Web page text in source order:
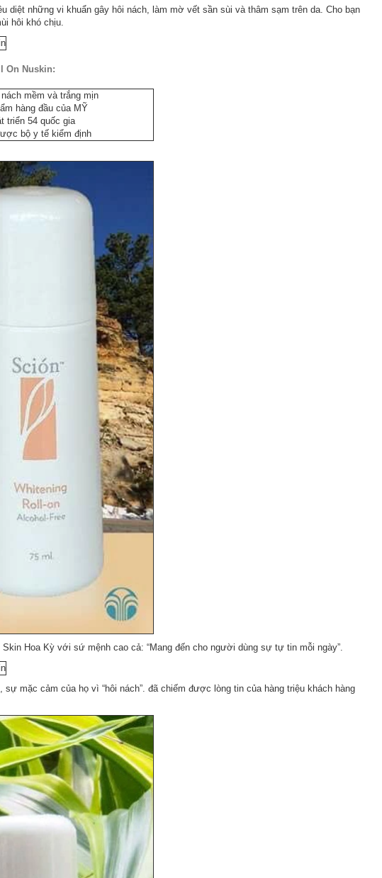
những vi khuẩn gây hôi nách, làm mờ vết sần sùi và thâm sạm trên da. Cho bạn
hôi khó chịu.
On Nuskin:
mềm và trắng mịn
hàng đầu của MỸ
triển 54 quốc gia
bộ y tế kiểm định
Hoa Kỳ với sứ mệnh cao cả: “Mang đến cho người dùng sự tự tin mỗi ngày”.
mặc cảm của họ vì “hôi nách”. đã chiếm được lòng tin của hàng triệu khách hàng